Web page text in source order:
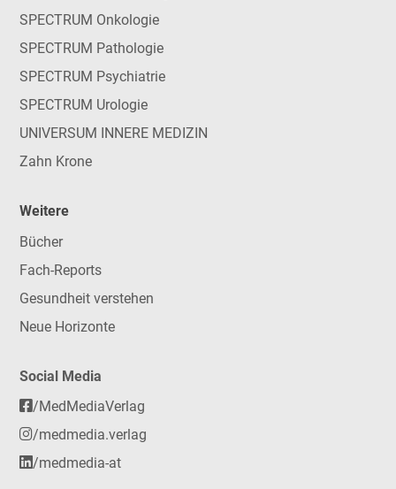
SPECTRUM Onkologie
SPECTRUM Pathologie
SPECTRUM Psychiatrie
SPECTRUM Urologie
UNIVERSUM INNERE MEDIZIN
Zahn Krone
Weitere
Bücher
Fach-Reports
Gesundheit verstehen
Neue Horizonte
Social Media
/MedMediaVerlag
/medmedia.verlag
/medmedia-at